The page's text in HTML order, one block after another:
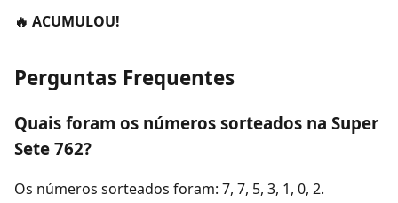
🔥 ACUMULOU!
Perguntas Frequentes
Quais foram os números sorteados na Super
Sete 762?
Os números sorteados foram: 7, 7, 5, 3, 1, 0, 2.